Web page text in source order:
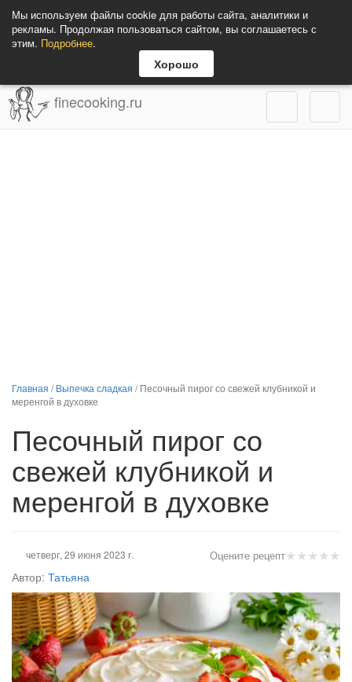
Мы используем файлы cookie для работы сайта, аналитики и
рекламы. Продолжая пользоваться сайтом, вы соглашаетесь с
этим. Подробнее.
Хорошо
finecooking.ru
Главная /Выпечка сладкая /Песочный пирог со свежей клубникой и
меренгой в духовке
Песочный пирог со
свежей клубникой и
меренгой в духовке
★★★★★
Оцените рецепт
четверг, 29 июня 2023 г.
Автор: Татьяна